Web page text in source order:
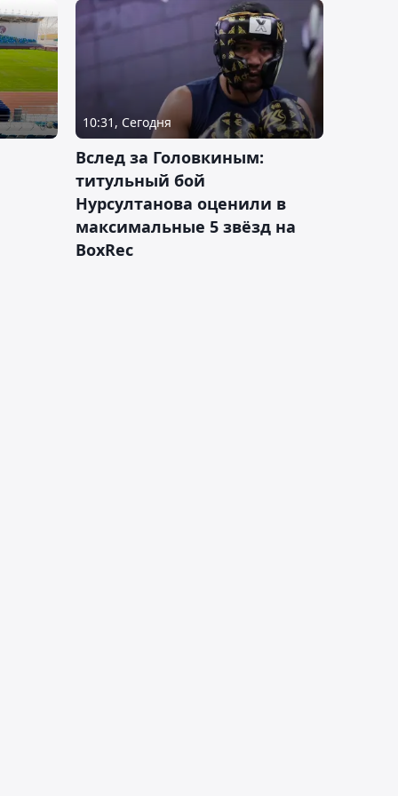
10:31, Сегодня
Вслед за Головкиным:
титульный бой
Нурсултанова оценили в
максимальные 5 звёзд на
BoxRec